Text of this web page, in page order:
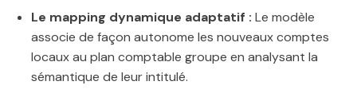
Le mapping dynamique adaptatif : Le modèle
associe de façon autonome les nouveaux comptes
locaux au plan comptable groupe en analysant la
sémantique de leur intitulé.